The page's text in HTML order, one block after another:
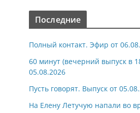
Последние
Полный контакт. Эфир от
60 минут (вечерний выпуск в
05.08.2026
Пусть говорят. Выпуск от
На Елену Летучую напали во